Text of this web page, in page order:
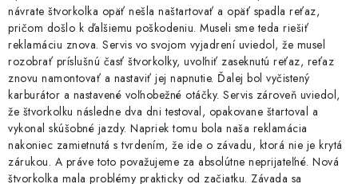
návrate štvorkolka opäť nešla naštartovať a opäť spadla reťaz,
pričom došlo k ďalšiemu poškodeniu. Museli sme teda riešiť
reklamáciu znova. Servis vo svojom vyjadrení uviedol, že musel
rozobrať príslušnú časť štvorkolky, uvoľniť zaseknutú reťaz, reťaz
znovu namontovať a nastaviť jej napnutie. Ďalej bol vyčistený
karburátor a nastavené voľnobežné otáčky. Servis zároveň uviedol,
že štvorkolku následne dva dni testoval, opakovane štartoval a
vykonal skúšobné jazdy. Napriek tomu bola naša reklamácia
nakoniec zamietnutá s tvrdením, že ide o závadu, ktorá nie je krytá
zárukou. A práve toto považujeme za absolútne neprijateľné. Nová
štvorkolka mala problémy prakticky od začiatku. Závada sa